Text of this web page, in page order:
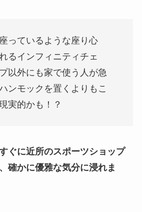
っているような座り心
るインフィニティチェ
以外にも家で使う人が急
ンモックを置くよりもこ
実的かも！？
ぐに近所のスポーツショップ
確かに優雅な気分に浸れま